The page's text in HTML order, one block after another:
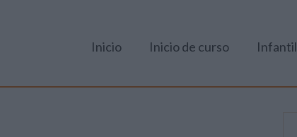
Inicio Inicio de curso Infantil